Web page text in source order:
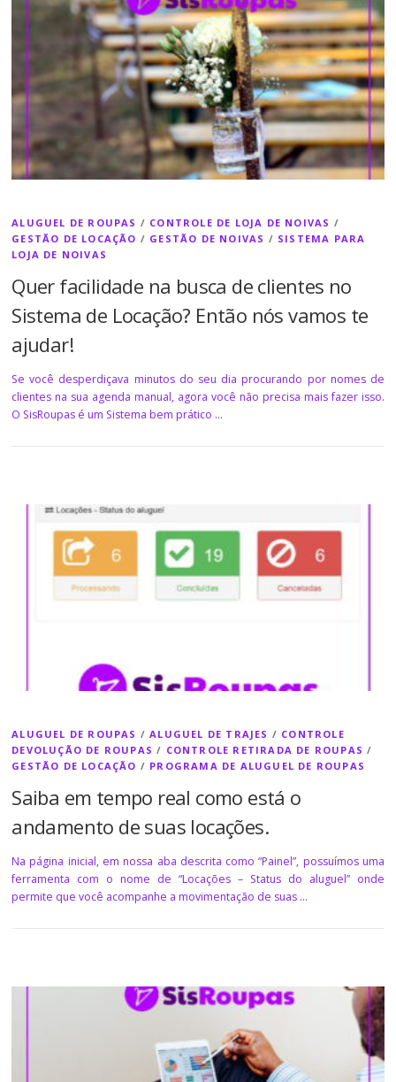
ALUGUEL DE ROUPAS / CONTROLE DE LOJA DE NOIVAS /
GESTÃO DE LOCAÇÃO / GESTÃO DE NOIVAS / SISTEMA PARA
LOJA DE NOIVAS
Quer facilidade na busca de clientes no
Sistema de Locação? Então nós vamos te
ajudar!
Se você desperdiçava minutos do seu dia procurando por nomes de
clientes na sua agenda manual, agora você não precisa mais fazer isso.
O SisRoupas é um Sistema bem prático …
ALUGUEL DE ROUPAS /ALUGUEL DE TRAJES / CONTROLE
DEVOLUÇÃO DE ROUPAS / CONTROLE RETIRADA DE ROUPAS /
GESTÃO DE LOCAÇÃO / PROGRAMA DE ALUGUEL DE ROUPAS
Saiba em tempo real como está o
andamento de suas locações.
Na página inicial, em nossa aba descrita como “Painel”, possuímos uma
ferramenta com o nome de “Locações – Status do aluguel” onde
permite que você acompanhe a movimentação de suas …